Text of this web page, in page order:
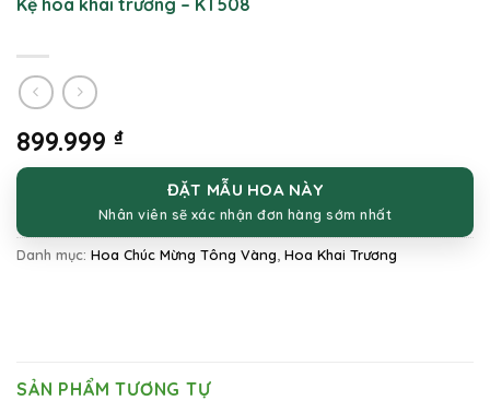
Kệ hoa khai trương – KT508
899.999 ₫
ĐẶT MẪU HOA NÀY
Nhân viên sẽ xác nhận đơn hàng sớm nhất
Danh mục: Hoa Chúc Mừng Tông Vàng Hoa Khai Trương
SẢN PHẨM TƯƠNG TỰ